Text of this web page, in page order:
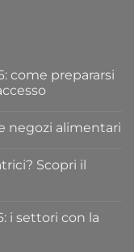
come prepararsi
negozi alimentari
Scopri il
i settori con la